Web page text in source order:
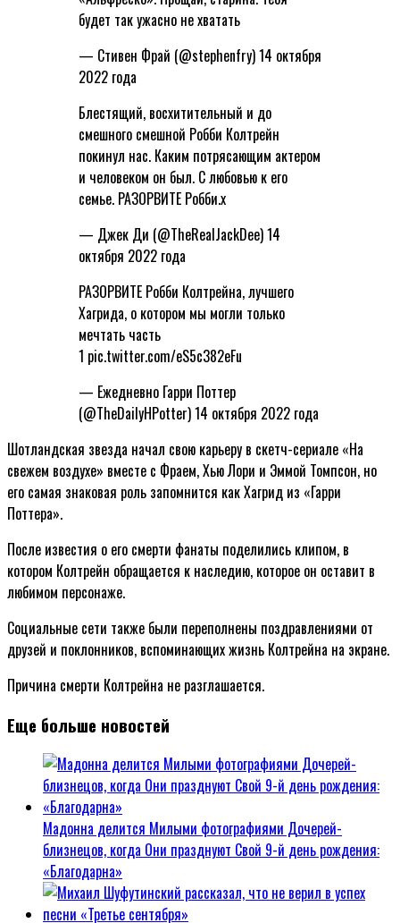
будет так ужасно не хватать
— Стивен Фрай (@stephenfry) 14 октября
2022 года
Блестящий, восхитительный и до
смешного смешной Робби Колтрейн
покинул нас. Каким потрясающим актером
и человеком он был. С любовью к его
семье. РАЗОРВИТЕ Робби.x
— Джек Ди (@TheRealJackDee) 14
октября 2022 года
РАЗОРВИТЕ Робби Колтрейна, лучшего
Хагрида, о котором мы могли только
мечтать часть
1 pic.twitter.com/eS5c382eFu
— Ежедневно Гарри Поттер
(@TheDailyHPotter) 14 октября 2022 года
Шотландская звезда начал свою карьеру в скетч-сериале «На
свежем воздухе» вместе с Фраем, Хью Лори и Эммой Томпсон, но
его самая знаковая роль запомнится как Хагрид из «Гарри
Поттера».
После известия о его смерти фанаты поделились клипом, в
котором Колтрейн обращается к наследию, которое он оставит в
любимом персонаже.
Социальные сети также были переполнены поздравлениями от
друзей и поклонников, вспоминающих жизнь Колтрейна на экране.
Причина смерти Колтрейна не разглашается.
Еще больше новостей
Мадонна делится Милыми фотографиями Дочерей-
близнецов, когда Они празднуют Свой 9-й день рождения:
«Благодарна»